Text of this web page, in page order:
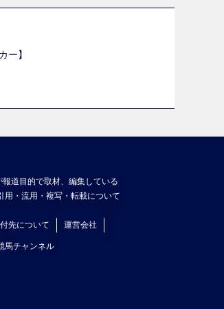
ー】
道目的で取材、編集している
用・流用・複写・転載について
先について 運営会社
馬チャンネル